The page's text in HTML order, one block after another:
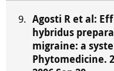
Agosti R et al:
hybridus
migraine: a
Phytomedicine.